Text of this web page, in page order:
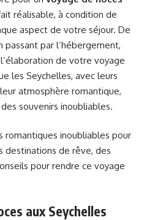
réalisable, à condition de
aspect de votre séjour. De
par l’hébergement,
de votre voyage
les Seychelles, avec leurs
atmosphère romantique,
souvenirs inoubliables.
aux Seychelles